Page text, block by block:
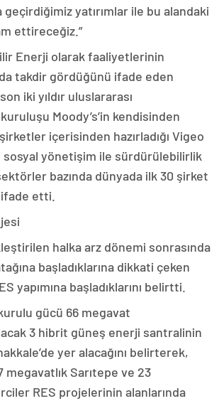
yatırımlar ile bu alandaki
ettireceğiz.”
Enerji olarak faaliyetlerinin
takdir gördüğünü ifade eden
iki yıldır uluslararası
Moody’s’in kendisinden
içerisinden hazırladığı Vigeo
yönetişim ile sürdürülebilirlik
bazında dünyada ilk 30 şirket
ifade etti.
halka arz dönemi sonrasında
başladıklarına dikkati çeken
yapımına başladıklarını belirtti.
gücü 66 megavat
3 hibrit güneş enerji santralinin
yer alacağını belirterek,
megavatlık Sarıtepe ve 23
RES projelerinin alanlarında